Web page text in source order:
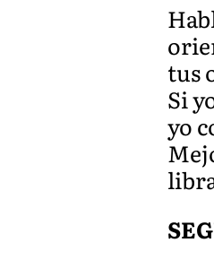
tus
Si
yo